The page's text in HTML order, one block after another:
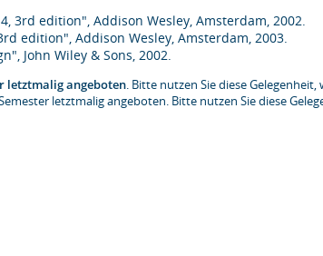
3rd edition", Addison Wesley, Amsterdam, 2002.
edition", Addison Wesley, Amsterdam, 2003.
John Wiley & Sons, 2002.
letztmalig angeboten. Bitte nutzen Sie diese
letztmalig angeboten. Bitte nutzen Sie diese